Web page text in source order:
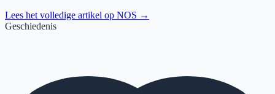
Lees het volledige artikel op NOS →
Geschiedenis